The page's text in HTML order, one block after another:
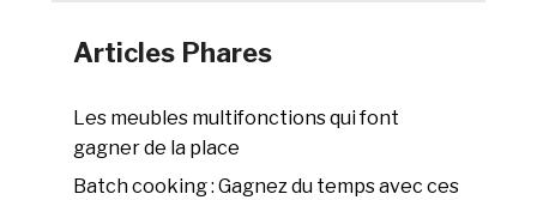
Articles Phares
Les meubles multifonctions qui font
gagner de la place
Batch cooking : Gagnez du temps avec ces